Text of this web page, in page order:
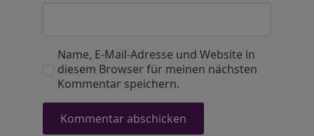
Name, E-Mail-Adresse und Website in
diesem Browser für meinen nächsten
Kommentar speichern.